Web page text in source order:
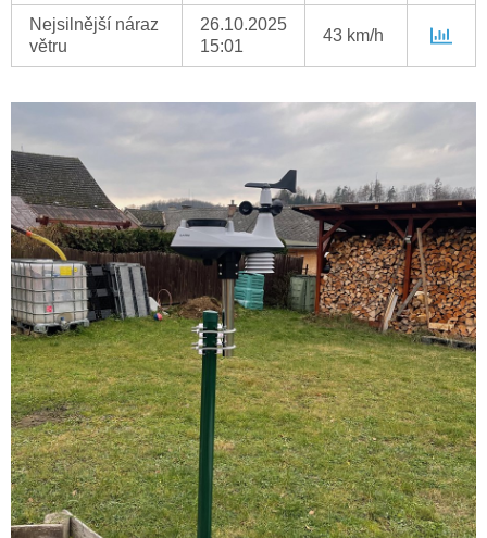
Nejsilnější náraz
větru
26.10.2025
15:01
43 km/h